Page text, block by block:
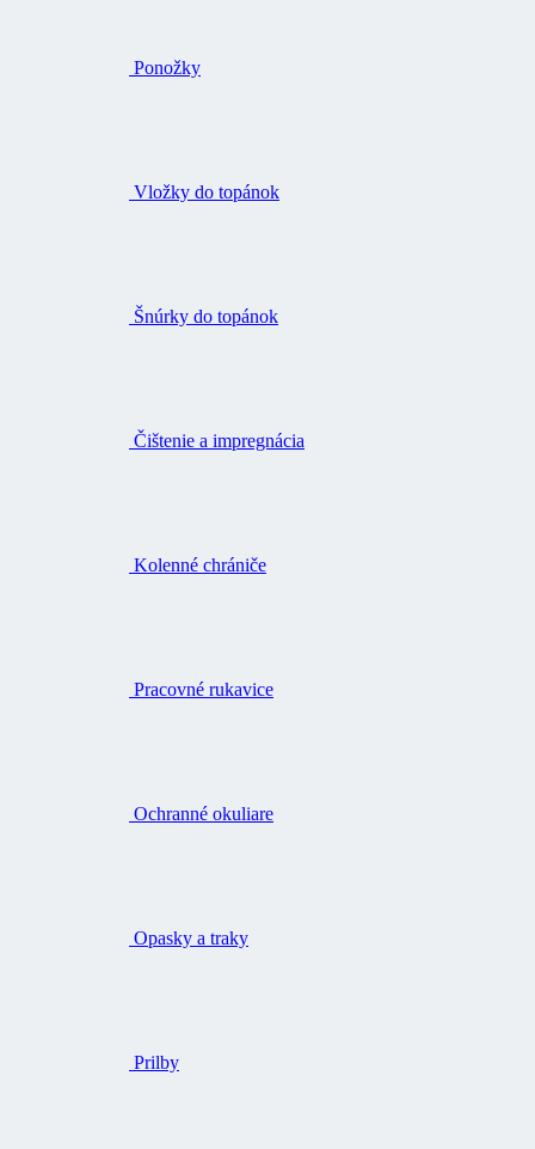
Ponožky
Vložky do topánok
Šnúrky do topánok
Čištenie a impregnácia
Kolenné chrániče
Pracovné rukavice
Ochranné okuliare
Opasky a traky
Prilby